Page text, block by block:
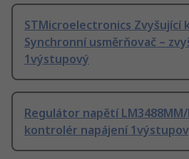
STMicroelectronics Zvyšující
Synchronní usměrňovač –
1výstupový
Regulátor napětí LM3488MM/
kontrolér napájení